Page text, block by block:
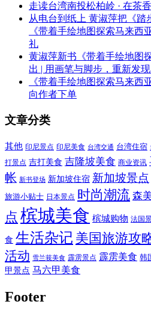
走读台湾南投松柏岭 · 在茶
从电台到纸上 黄淑萍把《踏
《带着手绘地图探索马来西
礼
黄淑萍新书《带着手绘地图
出 | 用画笔与脚步，重新发
《带着手绘地图探索马来西
向作者下单
文章分类
其他 印尼景点 印尼美食 台湾交通 台湾住宿
打景点 吉打美食 吉隆坡美食 商业资讯
帐 新书登场 新加坡住宿 新加坡景点
旅游小贴士 日本景点 时尚潮流 森
点 槟城美食 槟城购物 法国
食 生活杂记 美国旅游攻
活动 雪兰莪美食 霹雳景点 霹雳美食 韩
甲景点 马六甲美食
Footer